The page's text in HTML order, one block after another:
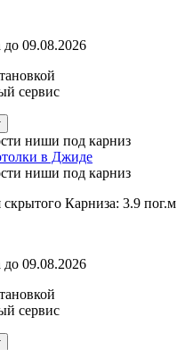
до 09.08.2026
сервис
ниши под карниз
ниши под карниз
Карниза: 3.9 пог.м
до 09.08.2026
сервис